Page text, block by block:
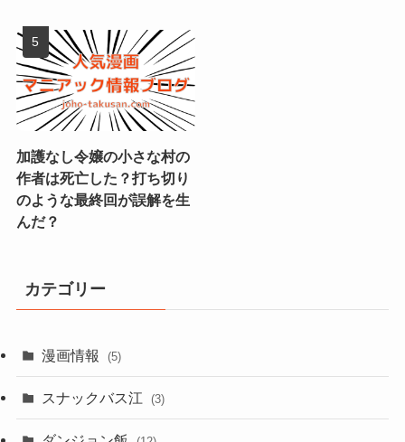
加護なし令嬢の小さな村の
作者は死亡した？打ち切り
のような最終回が誤解を生
んだ？
カテゴリー
漫画情報 (5)
スナックバス江 (3)